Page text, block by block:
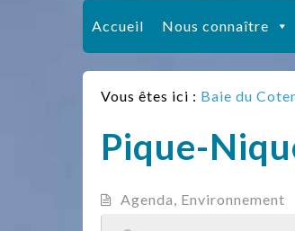
Accueil Nous connaître
Vous êtes ici : Baie du
Pique-
Agenda, Environnement